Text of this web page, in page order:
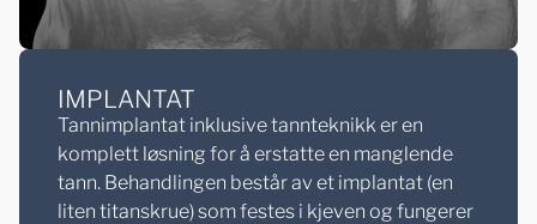
IMPLANTAT
Tannimplantat inklusive tannteknikk er en
komplett løsning for å erstatte en manglende
tann. Behandlingen består av et implantat (en
liten titanskrue) som festes i kjeven og fungerer